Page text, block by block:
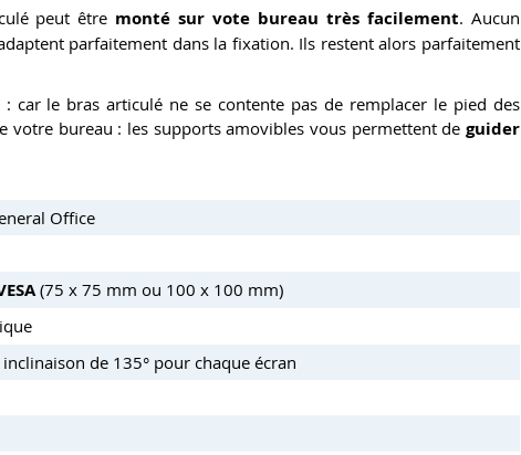
peut être monté sur vote bureau très facilement. Aucun
parfaitement dans la fixation. Ils restent alors parfaitement
car le bras articulé ne se contente pas de remplacer le pied des
votre bureau : les supports amovibles vous permettent de guider
Office
(75 x 75 mm ou 100 x 100 mm)
de 135° pour chaque écran